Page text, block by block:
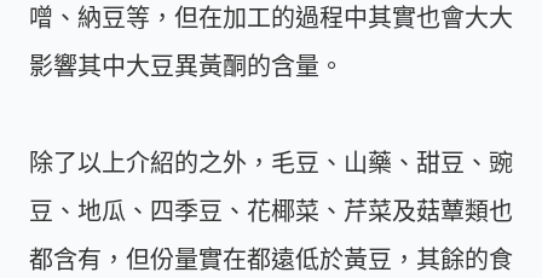
噌、納豆等，但在加工的過程中其實也會大大
影響其中大豆異黃酮的含量。
除了以上介紹的之外，毛豆、山藥、甜豆、豌
豆、地瓜、四季豆、花椰菜、芹菜及菇蕈類也
都含有，但份量實在都遠低於黃豆，其餘的食